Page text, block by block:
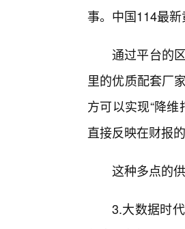
事。中国114最
通过平台的
里的优质配套厂
方可以实现“降
直接反映在财报
这种多点的
3.大数据时